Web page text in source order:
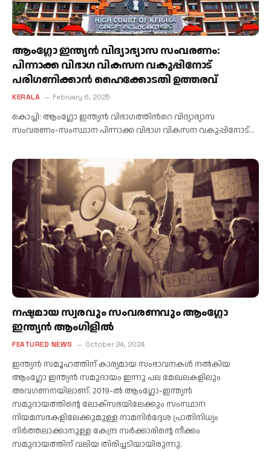
ആംഗ്ലോ ഇന്ത്യൻ വിദ്യാഭ്യാസ സംവരണം:
പിന്നാക്ക വിഭാഗ വികസന വകുപ്പിനോട്
പരിഗണിക്കാൻ ഹൈക്കോടതി ഉത്തരവ്
KERALA February 6, 2025
കൊച്ചി: ആംഗ്ലോ ഇന്ത്യൻ വിഭാഗത്തിൻറെ വിദ്യാഭ്യാസ
സംവരണം-സംസ്ഥാന പിന്നാക്ക വിഭാഗ വികസന വകുപ്പിനോട്…
നഷ്ടമായ സ്വരവും സംവരണവും ആംഗ്ലോ
ഇന്ത്യൻ ആംഗിളിൽ
FEATURED NEWS October 24, 2024
ഇന്ത്യന്‍ സമൂഹത്തിന് കാര്യമായ സംഭാവനകള്‍ നല്‍കിയ
ആംഗ്ലോ ഇന്ത്യന്‍ സമുദായം ഇന്നു പല മേഖലകളിലും
അവഗണനയിലാണ്. 2019-ല്‍ ആംഗ്ലോ-ഇന്ത്യന്‍
സമുദായത്തിന്റെ ലോക്സഭയിലേക്കും സംസ്ഥാന
നിയമസഭകളിലേക്കുമുള്ള നാമനിര്‍ദ്ദേശ പ്രാതിനിധ്യം
നിര്‍ത്തലാക്കാനുള്ള കേന്ദ്ര സര്‍ക്കാരിന്റെ നീക്കം
സമുദായത്തിന് വലിയ തിരിച്ചടിയായിരുന്നു.